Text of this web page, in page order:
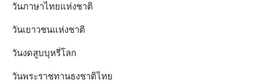
วันภาษาไทยแห่งชาติ
วันเยาวชนแห่งชาติ
วันงดสูบบุหรี่โลก
วันพระราชทานธงชาติไทย